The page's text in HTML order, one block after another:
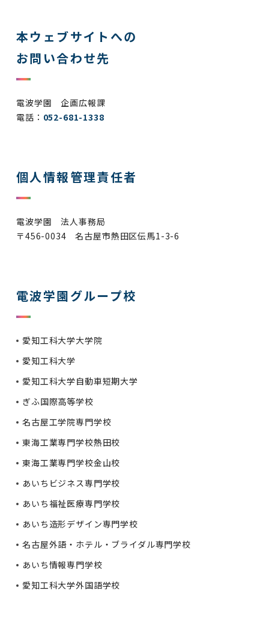
本ウェブサイトへの
お問い合わせ先
電波学園 企画広報課
電話： 052-681-1338
個人情報管理責任者
電波学園 法人事務局
〒456-0034 名古屋市熱田区伝馬1-3-6
電波学園グループ校
愛知工科大学大学院
愛知工科大学
愛知工科大学自動車短期大学
ぎふ国際高等学校
名古屋工学院専門学校
東海工業専門学校熱田校
東海工業専門学校金山校
あいちビジネス専門学校
あいち福祉医療専門学校
あいち造形デザイン専門学校
名古屋外語・ホテル・ブライダル専門学校
あいち情報専門学校
愛知工科大学外国語学校